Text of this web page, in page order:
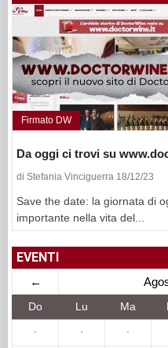
Firmato DW
Da oggi ci trovi su
di Stefania Vinciguerra 18/12/23
Save the date: la giornata di
importante nella vita del...
EVENTI
←
Do Lu Ma
· · ·